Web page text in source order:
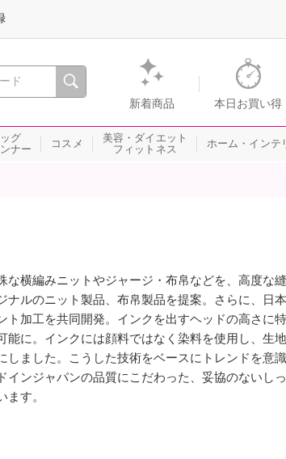
瞬間を。通販・テレビショッピングのショップチャン
新着商品 本日お買い得
グ
ナー
コスメ
美容・ダイエット
フィットネス
ホーム・インテ
な横編みニットやジャージ・布帛などを、高度な
ナルのニット製品、布帛製品を提案。さらに、日
ト加工を共同開発。インクを出すヘッドの高さに
能に。インクには顔料ではなく染料を使用し、生
しました。こうした技術をベースにトレンドを意
インジャパンの品質にこだわった、妥協のないし
ます。